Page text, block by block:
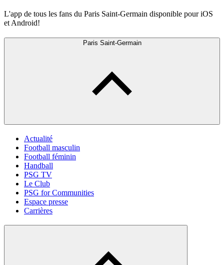
L'app de tous les fans du Paris Saint-Germain disponible pour iOS
et Android!
Paris Saint-Germain
Actualité
Football masculin
Football féminin
Handball
PSG TV
Le Club
PSG for Communities
Espace presse
Carrières